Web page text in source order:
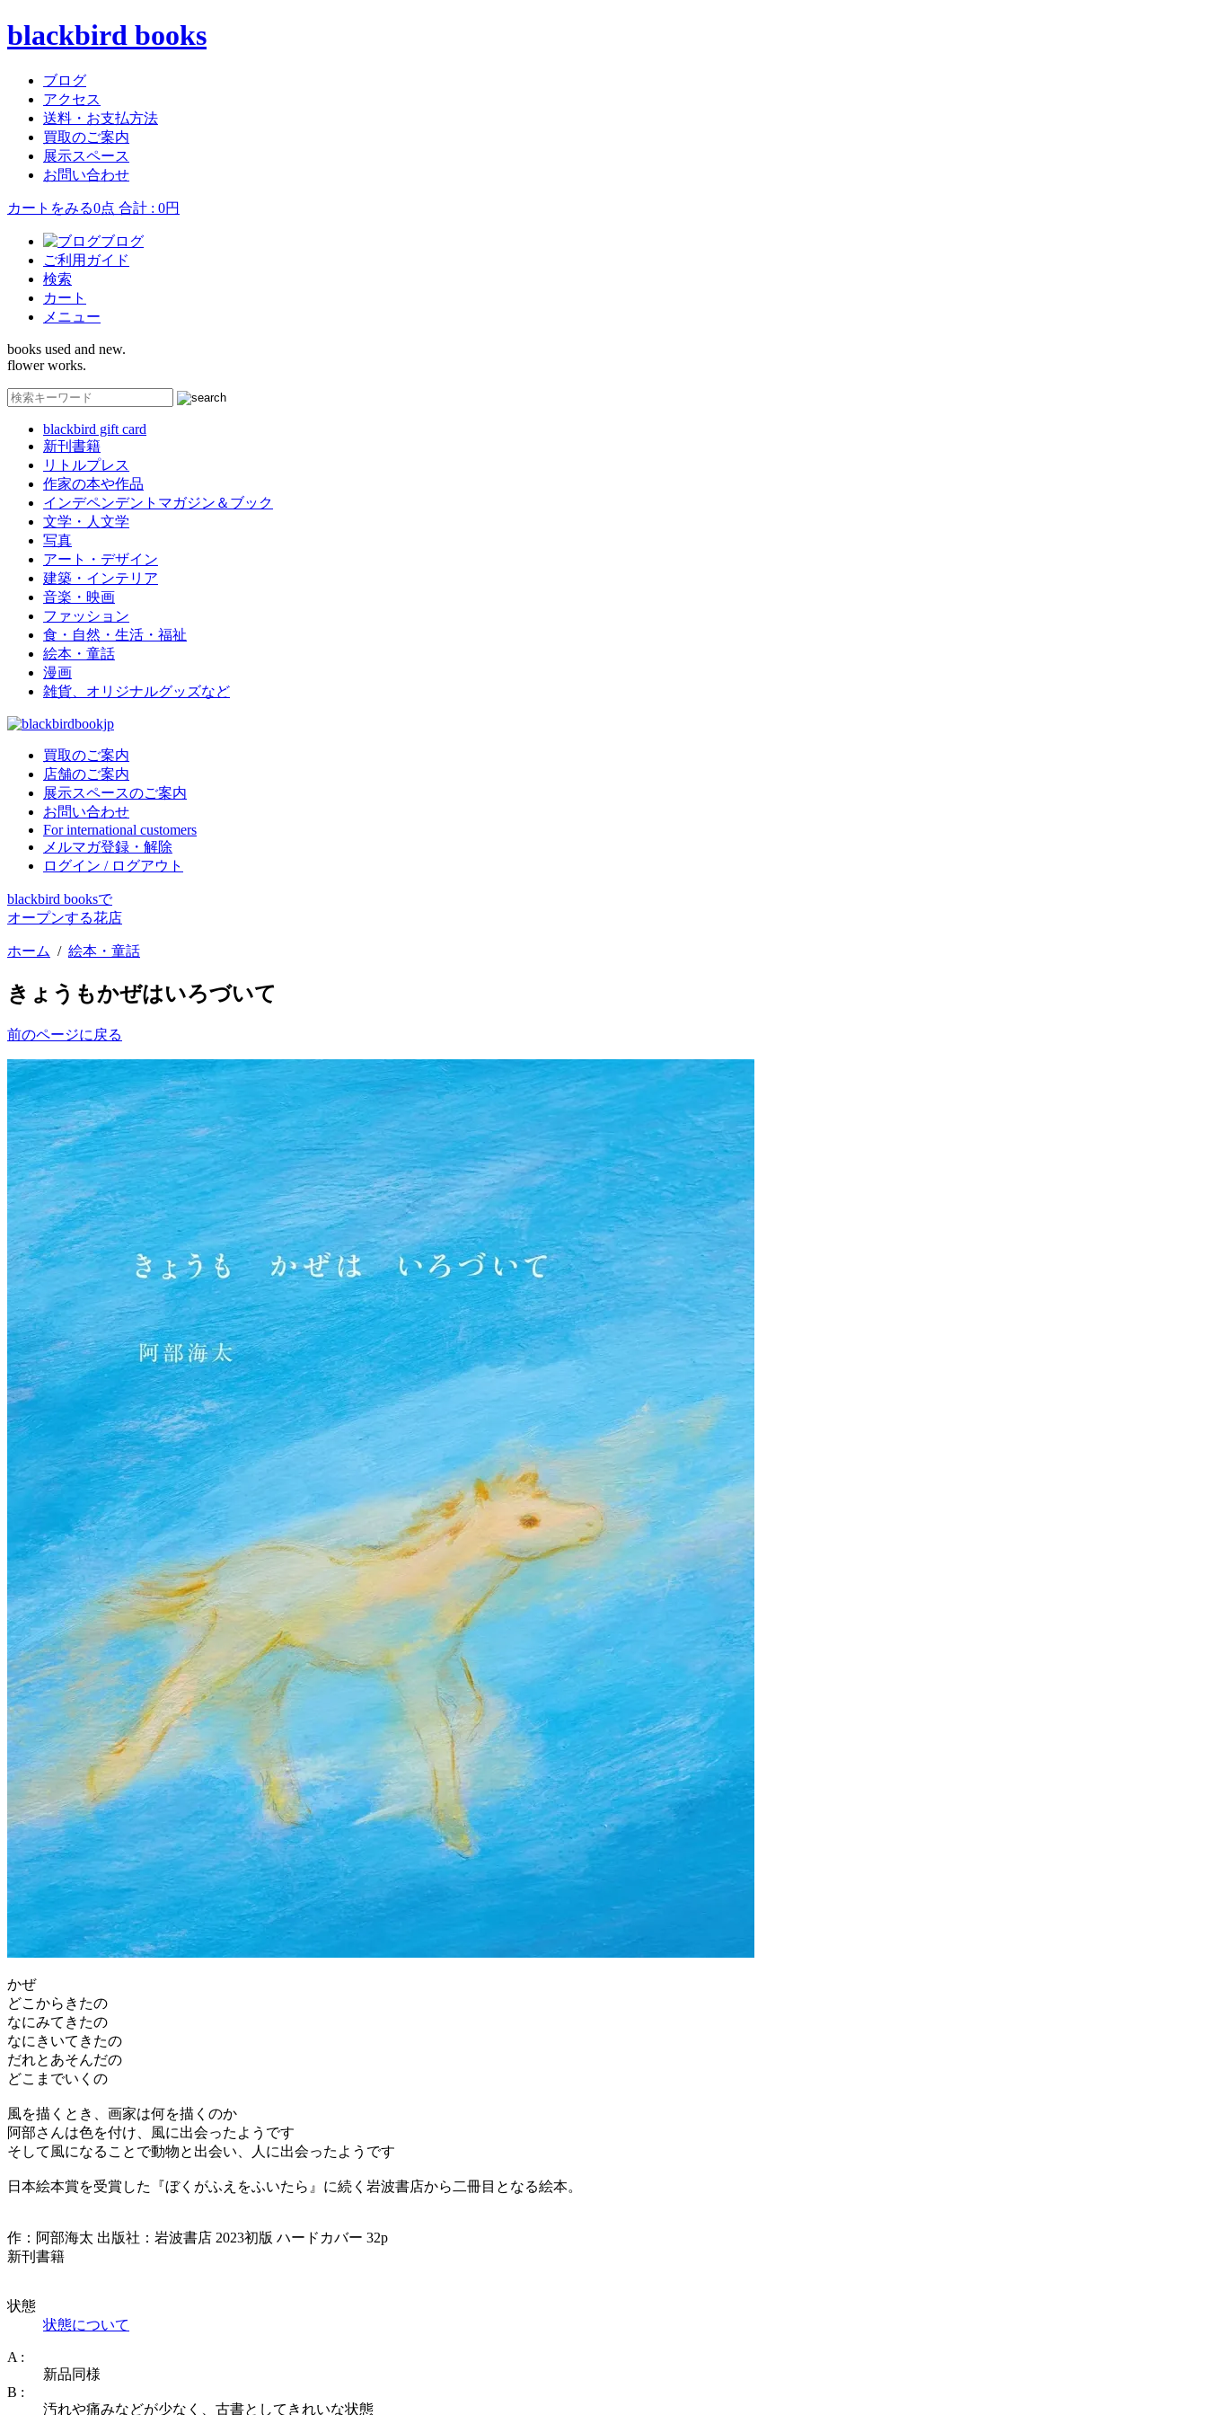
blackbird books
ブログ
アクセス
送料・お支払方法
買取のご案内
展示スペース
お問い合わせ
カートをみる0点 合計 : 0円
ブログ
ご利用ガイド
検索
カート
メニュー
books used and new.
flower works.
blackbird gift card
新刊書籍
リトルプレス
作家の本や作品
インデペンデントマガジン＆ブック
文学・人文学
写真
アート・デザイン
建築・インテリア
音楽・映画
ファッション
食・自然・生活・福祉
絵本・童話
漫画
雑貨、オリジナルグッズなど
買取のご案内
店舗のご案内
展示スペースのご案内
お問い合わせ
For international customers
メルマガ登録・解除
ログイン / ログアウト
blackbird booksで
オープンする花店
ホーム / 絵本・童話
きょうもかぜはいろづいて
前のページに戻る
かぜ
どこからきたの
なにみてきたの
なにきいてきたの
だれとあそんだの
どこまでいくの
風を描くとき、画家は何を描くのか
阿部さんは色を付け、風に出会ったようです
そして風になることで動物と出会い、人に出会ったようです
日本絵本賞を受賞した『ぼくがふえをふいたら』に続く岩波書店から二冊目となる絵本。
作：阿部海太 出版社：岩波書店 2023初版 ハードカバー 32p
新刊書籍
状態
状態について
A :
新品同様
B :
汚れや痛みなどが少なく、古書としてきれいな状態